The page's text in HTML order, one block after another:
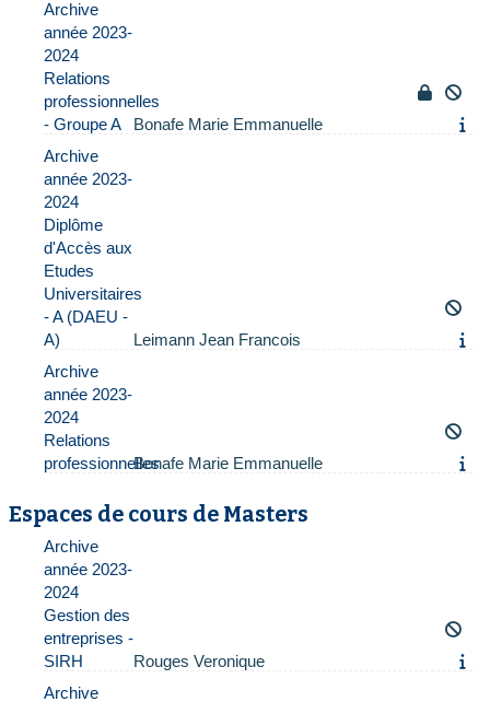
Archive
année 2023-
2024
Relations
professionnelles
- Groupe A
Bonafe Marie Emmanuelle
Archive
année 2023-
2024
Diplôme
d'Accès aux
Etudes
Universitaires
- A (DAEU -
A)
Leimann Jean Francois
Archive
année 2023-
2024
Relations
professionnellesBonafe Marie Emmanuelle
Espaces de cours de Masters
Archive
année 2023-
2024
Gestion des
entreprises -
SIRH
Rouges Veronique
Archive